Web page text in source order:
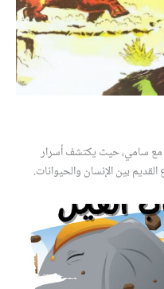
سامي، حيث يكتشف أسرار
بين الإنسان والحيوانات.